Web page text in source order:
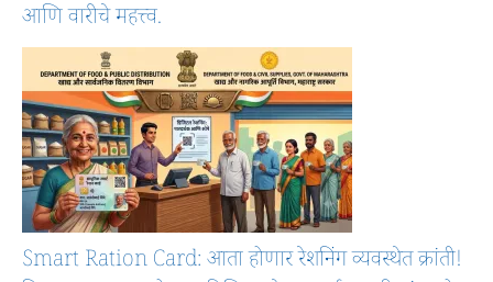
आणि वारीचे महत्त्व.
Smart Ration Card: आता होणार रेशनिंग व्यवस्थेत क्रांती!